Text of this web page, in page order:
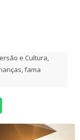
e Cultura,
,fama